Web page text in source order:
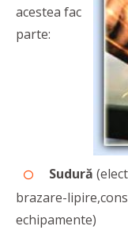
acestea fac
parte:
Sudură
brazare-
echipamente)